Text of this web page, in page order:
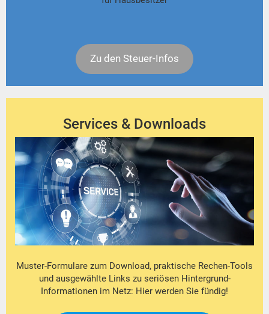
Zu den Steuer-Infos
Services & Downloads
Muster-Formulare zum Download, praktische Rechen-Tools
und ausgewählte Links zu seriösen Hintergrund-
Informationen im Netz: Hier werden Sie fündig!